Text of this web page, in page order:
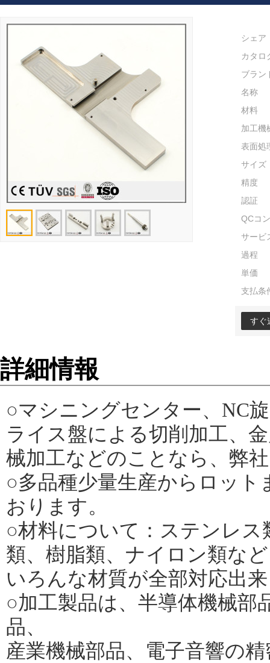
シェア
カタロ
ブラン
名称
材料
加工機
表面処
サイズ
精度
認証
QCコ
サービ
過程
単価
支払条
すぐ
詳細情報
○マシニングセンター、NC
ライス盤による切削加工、
械加工などのことなら、弊
○多品種少量生産からロッ
おります。
○材料について：ステンレ
類、樹脂類、ナイロン類など
いろんな材質が全部対応出
○加工製品は、半導体機械部
品、
産業機械部品、電子音響の